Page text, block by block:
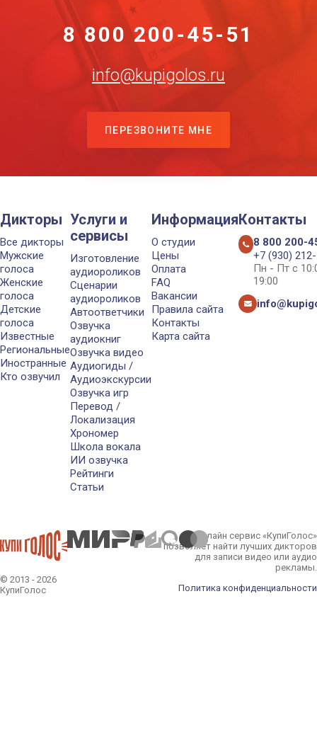
8 800 200-45-51
info@kupigolos.ru
ПЕРЕЗВОНИТЕ МНЕ
Дикторы
Все дикторы
Мужские
голоса
Женские
голоса
Детские
голоса
Известные
Региональные
Иностранные
Кто озвучил
Услуги и
сервисы
Изготовление
аудиороликов
Сценарии
аудиороликов
Автоответчики
Озвучка
аудиокниг
Озвучка видео
Аудиогиды /
Аудиоэкскурсии
Озвучка игр
Перевод /
Локализация
Хрономер
Школа вокала
ИИ озвучка
Рейтинги
Статьи
Информация
О студии
Цены
Оплата
FAQ
Вакансии
Правила сайта
Контакты
Карта сайта
Контакты
8 800 200-
+7 (930)
Пн - Пт с
19:00
© 2013 - 2026
КупиГолос
Онлайн сервис «КупиГолос»
позволяет найти лучших дикторов
для записи видео или аудио
рекламы.
Политика конфиденциальности